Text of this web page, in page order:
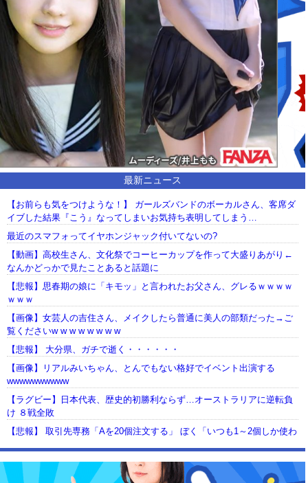
最新ニュース
【お前らも気をつけような！】 ガールズバンドのボーカルさん、客席ダ
イブした結果『こう』なってしまいお気持ち表明してしまう…
最近のスマフォってイヤホンジャック付いてないの?
【動画】高校生さん、文化祭でコーヒーカップを作って大盛りあがり←
なんかどっかで見たことあると話題に
【悲報】思春期の娘に「キモッ」と言われたお父さん、グレるｗｗｗｗ
ｗｗｗ
【画像】女芸人の吉住さん、メイクしたら普通に美人の部類だった→ご
覧くださいw w w w w w w w
【悲報】 大分県、ガチで逝く・・・・・・
【画像】リアルみいちゃん、とんでもない格好でイベント出演する
wwwwwwwwww
【ラグビー】日本代表、歴史的初勝利ならず…オーストラリアに逆転負
け ８戦全敗
【悲報】 取引先専務「Aを20個注文する」 ぼく「いつも1～2個しか使わ
【動画】USJの禁止エリアに子どもたちが続々乱入 → スタッフが注意し